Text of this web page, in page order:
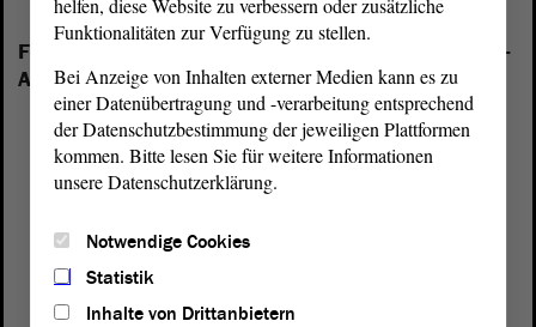
Folgende Fraktionen sind im Landtag von Sachsen-
Anhalt vertreten:
Funktionalitäten zur Verfügung zu stellen.
Bei Anzeige von Inhalten externer Medien kann es zu
einer Datenübertragung und -verarbeitung entsprechend
der Datenschutzbestimmung der jeweiligen Plattformen
kommen. Bitte lesen Sie für weitere Informationen
unsere Datenschutzerklärung.
Notwendige Cookies
Statistik
Inhalte von Drittanbietern